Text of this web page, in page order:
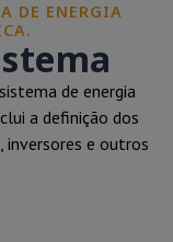
DE ENERGIA
de energia
a definição dos
inversores e outros